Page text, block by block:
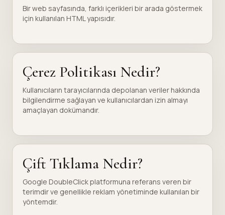
Bir web sayfasında, farklı içerikleri bir arada göstermek
için kullanılan HTML yapısıdır.
Çerez Politikası Nedir?
Kullanıcıların tarayıcılarında depolanan veriler hakkında
bilgilendirme sağlayan ve kullanıcılardan izin almayı
amaçlayan dokümandır.
Çift Tıklama Nedir?
Google DoubleClick platformuna referans veren bir
terimdir ve genellikle reklam yönetiminde kullanılan bir
yöntemdir.